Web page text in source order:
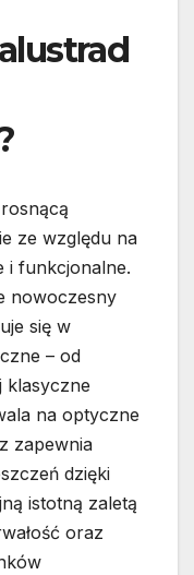
ze względu na
i funkcjonalne.
nowoczesny
się w
– od
klasyczne
na optyczne
zapewnia
dzięki
istotną zaletą
oraz